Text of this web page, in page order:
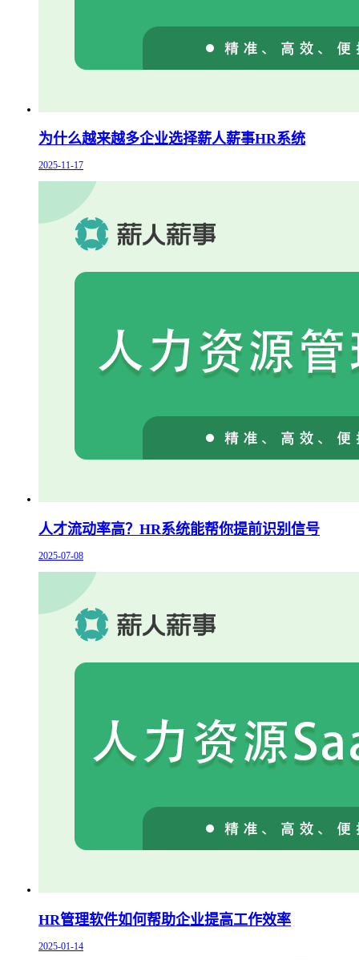
为什么越来越多企业选择薪人薪事HR系统
2025-11-17
人才流动率高？HR系统能帮你提前识别信号
2025-07-08
HR管理软件如何帮助企业提高工作效率
2025-01-14